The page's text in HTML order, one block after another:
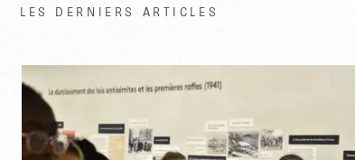
LES DERNIERS ARTICLES